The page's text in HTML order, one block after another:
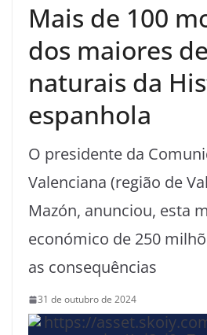
Mais de 100
dos maiores
naturais da
espanhola
O presidente da
Valenciana (região de
Mazón, anunciou, esta
económico de 250
as consequências
31 de outubro de 2024